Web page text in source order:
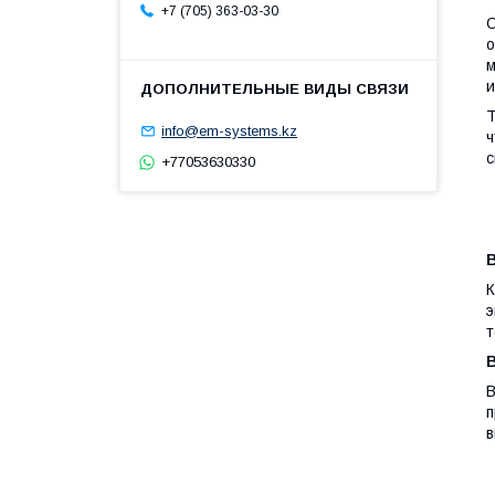
+7 (705) 363-03-30
info@em-systems.kz
+77053630330